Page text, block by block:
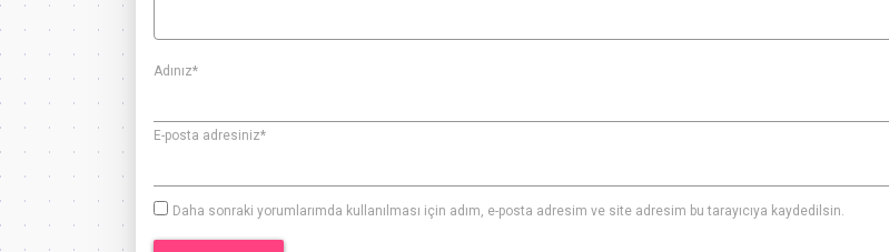
Adınız*
E-posta adresiniz*
Daha sonraki yorumlarımda kullanılması için adım, e-posta adresim ve site adresim bu tarayıcıya kaydedilsin.